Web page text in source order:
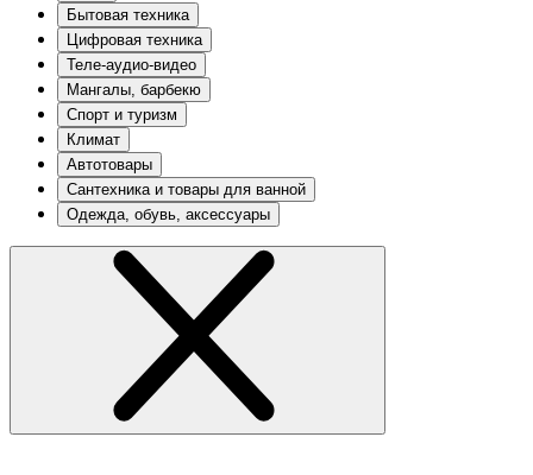
Бытовая техника
Цифровая техника
Теле-аудио-видео
Мангалы, барбекю
Спорт и туризм
Климат
Автотовары
Сантехника и товары для ванной
Одежда, обувь, аксессуары